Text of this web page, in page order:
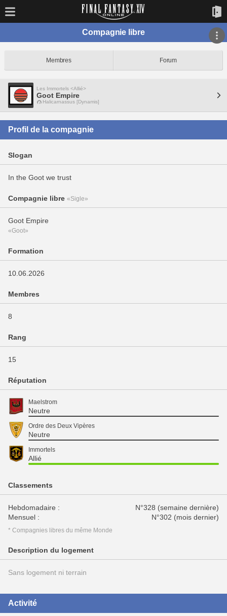
Compagnie libre
Membres Forum
Les Immortels <Allié>
Goot Empire
Halicarnassus [Dynamis]
Profil de la compagnie
Slogan
In the Goot we trust
Compagnie libre «Sigle»
Goot Empire
«Goot»
Formation
10.06.2026
Membres
8
Rang
15
Réputation
Maelstrom
Neutre
Ordre des Deux Vipères
Neutre
Immortels
Allié
Classements
Hebdomadaire :
N°328 (semaine dernière)
Mensuel :
N°302 (mois dernier)
* Compagnies libres du même Monde
Description du logement
Sans logement ni terrain
Activité